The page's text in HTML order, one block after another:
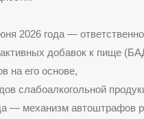
2026 года —
активных добавок к пище
на его основе,
слабоалкогольной
— механизм автоштрафов